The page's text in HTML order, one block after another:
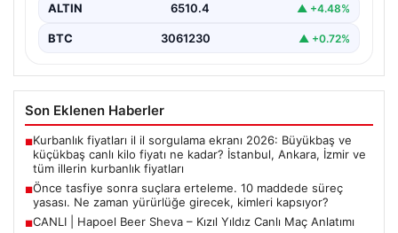
ALTIN 6510.4 ▲ +4.48%
BTC 3061230 ▲ +0.72%
Son Eklenen Haberler
■Kurbanlık fiyatları il il sorgulama ekranı 2026: Büyükbaş ve
küçükbaş canlı kilo fiyatı ne kadar? İstanbul, Ankara, İzmir ve
tüm illerin kurbanlık fiyatları
■Önce tasfiye sonra suçlara erteleme. 10 maddede süreç
yasası. Ne zaman yürürlüğe girecek, kimleri kapsıyor?
■CANLI | Hapoel Beer Sheva – Kızıl Yıldız Canlı Maç Anlatımı